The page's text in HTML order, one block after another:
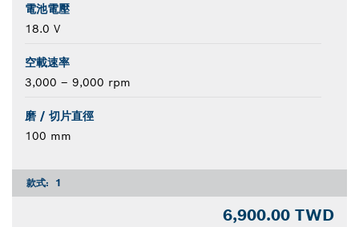
電池電壓
18.0 V
空載速率
3,000 – 9,000 rpm
磨 / 切片直徑
100 mm
款式: 1
6,900.00 TWD